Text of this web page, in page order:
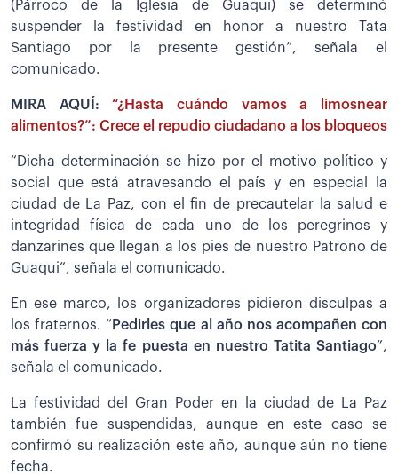
(Párroco de la Iglesia de Guaqui) se determinó
suspender la festividad en honor a nuestro Tata
Santiago por la presente gestión”, señala el
comunicado.
MIRA AQUÍ:“¿Hasta cuándo vamos a limosnear
alimentos?”: Crece el repudio ciudadano a los bloqueos
“Dicha determinación se hizo por el motivo político y
social que está atravesando el país y en especial la
ciudad de La Paz, con el fin de precautelar la salud e
integridad física de cada uno de los peregrinos y
danzarines que llegan a los pies de nuestro Patrono de
Guaqui”, señala el comunicado.
En ese marco, los organizadores pidieron disculpas a
los fraternos. “ Pedirles que al año nos acompañen con
más fuerza y la fe puesta en nuestro Tatita Santiago”,
señala el comunicado.
La festividad del Gran Poder en la ciudad de La Paz
también fue suspendidas, aunque en este caso se
confirmó su realización este año, aunque aún no tiene
fecha.